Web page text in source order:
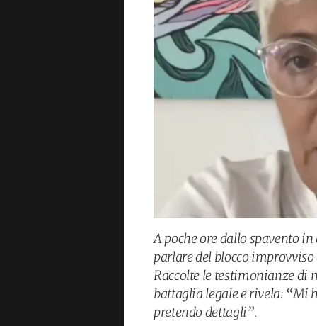
A poche ore dallo spavento
parlare del blocco
Raccolte le testimonianze
battaglia legale e rivela: “Mi
pretendo dettagli”.